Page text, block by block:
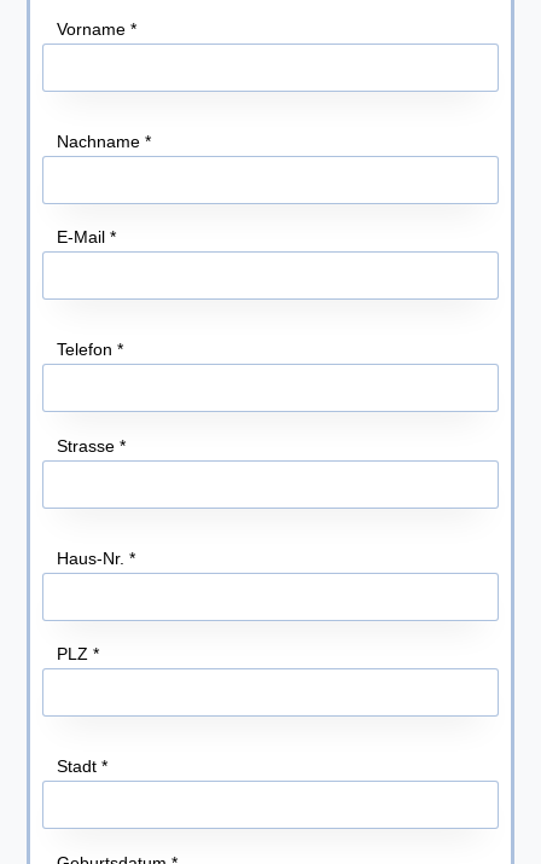
Vorname*
Nachname*
E-Mail*
Telefon*
Strasse*
Haus-Nr.*
PLZ*
Stadt*